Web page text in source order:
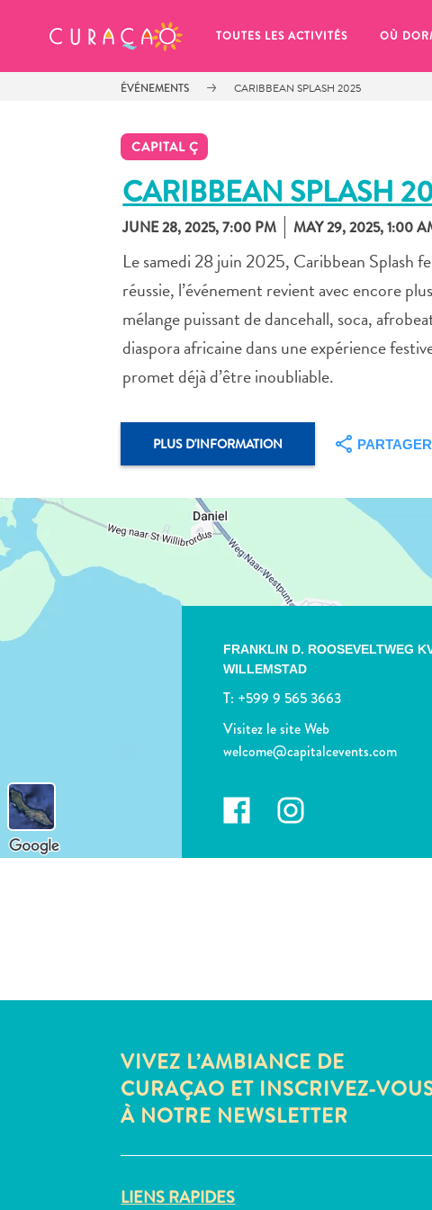
TOUTES LES ACTIVITÉS OÙ
ÉVÉNEMENTS CARIBBEAN SPLASH 2025
CAPITAL Ç
CARIBBEAN SPLASH
JUNE 28, 2025, 7:00 PM MAY 29, 2025, 1:00
Le samedi 28 juin 2025, Caribbean Splash
réussie, l’événement revient avec encore
mélange puissant de dancehall, soca,
diaspora africaine dans une expérience
promet déjà d’être inoubliable.
PLUS D'INFORMATION PARTAGER
FRANKLIN D. ROOSEVELTWEG
WILLEMSTAD
T: +599 9 565 3663
Visitez le site Web
welcome@capitalcevents.com
VIVEZ L’AMBIANCE DE
CURAÇAO ET INSCRIVEZ-
À NOTRE NEWSLETTER
LIENS RAPIDES
MES FAVORIS
It looks like you haven’t saved any
Chaque fois que vous souhaitez enregistrer quelque